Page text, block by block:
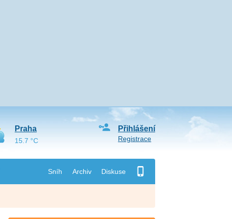
Sníh Archiv Diskuse
Přihlášení
Registrace
Praha
15.7 °C